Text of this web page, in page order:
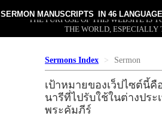
SERMON MANUSCRIPTS IN 46
THE PURPOSE OF THIS WEBSITE IS
THE WORLD, ESPECIALLY
Sermons Index Sermon
เป้าหมายของเว็ปไซต์นี้
นารีที่ไปรับใช้ในต่างปร
พระคัมภีร์